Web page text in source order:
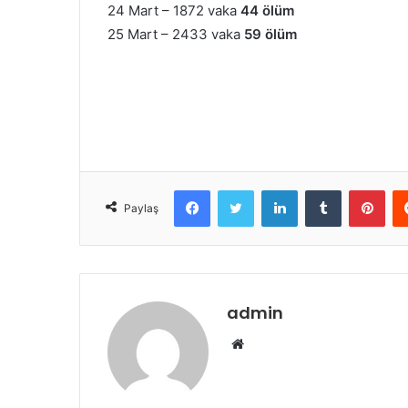
24 Mart – 1872 vaka 44 ölüm
25 Mart – 2433 vaka 59 ölüm
Paylaş
FacebookTwitter LinkedInTumblr
admin
Web